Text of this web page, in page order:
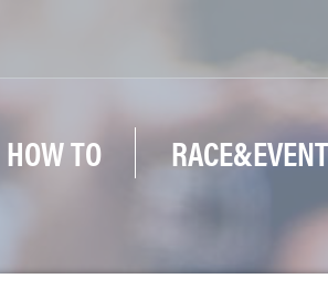
HOW TO RACE&EVENT